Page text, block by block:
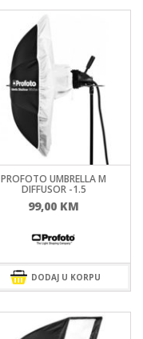
PROFOTO UMBRELLA M
DIFFUSOR -1.5
99,00 KM
DODAJ U KORPU